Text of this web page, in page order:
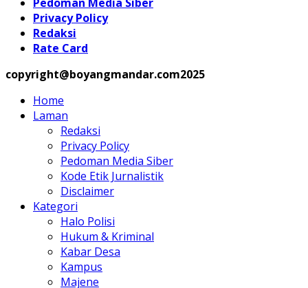
Privacy Policy
Redaksi
Rate Card
copyright@boyangmandar.com2025
Home
Laman
Redaksi
Privacy Policy
Pedoman Media Siber
Kode Etik Jurnalistik
Disclaimer
Kategori
Halo Polisi
Hukum & Kriminal
Kabar Desa
Kampus
Majene